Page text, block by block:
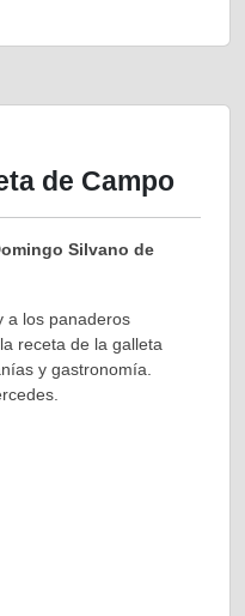
de Campo
Silvano de
a los panaderos
receta de la galleta
y gastronomía.